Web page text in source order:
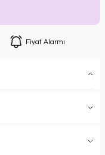
Fiyat Alarmı